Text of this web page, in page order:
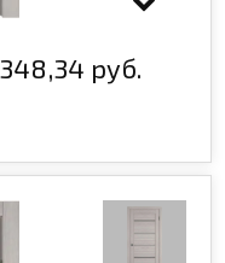
348,34 руб.